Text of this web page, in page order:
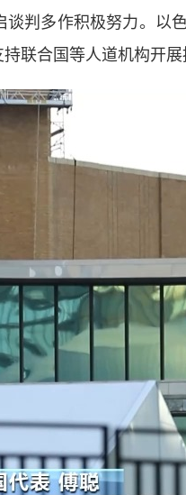
判多作积极努力。以
联合国等人道机构开展